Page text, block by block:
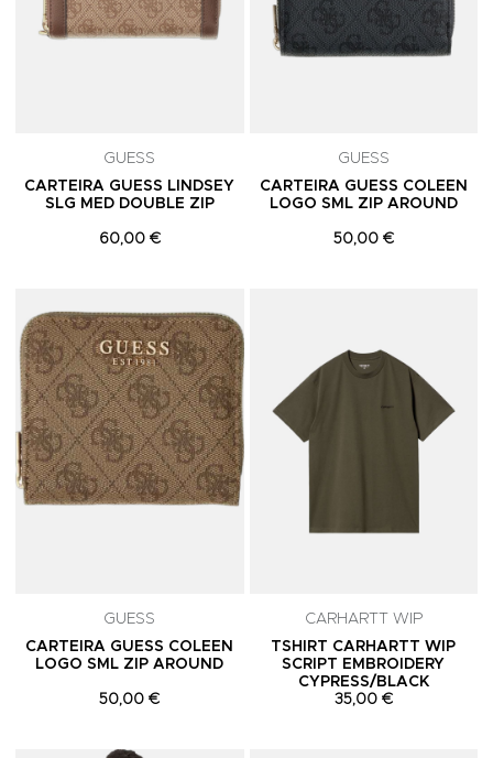
GUESS
CARTEIRA GUESS LINDSEY
SLG MED DOUBLE ZIP
60,00 €
GUESS
CARTEIRA GUESS COLEEN
LOGO SML ZIP AROUND
50,00 €
GUESS
CARTEIRA GUESS COLEEN
LOGO SML ZIP AROUND
50,00 €
CARHARTT WIP
TSHIRT CARHARTT WIP
SCRIPT EMBROIDERY
CYPRESS/BLACK
35,00 €